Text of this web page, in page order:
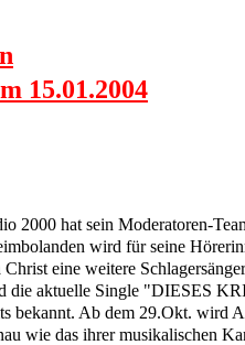
2000 hat sein Moderatoren-
wird für seine
eine weitere
aktuelle Single "DIESES
bekannt. Ab dem 29.Okt. wird
wie das ihrer musikalischen
15.01.2004